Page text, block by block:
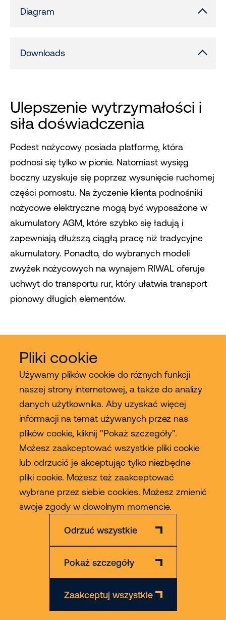
Pliki cookie
Używamy plików cookie do różnych funkcji
naszej strony internetowej, a także do analizy
danych użytkownika. Aby uzyskać więcej
informacji na temat używanych przez nas
plików cookie, kliknij "Pokaż szczegóły".
Możesz zaakceptować wszystkie pliki cookie
lub odrzucić je akceptując tylko niezbędne
pliki cookie. Możesz też zaakceptować
wybrane przez siebie cookies. Możesz zmienić
swoje zgody w dowolnym momencie.
Odrzuć wszystkie
Pokaż szczegóły
Zaakceptuj wszystkie
Diagram
Downloads
Ulepszenie wytrzymałości i
siła doświadczenia
Podest nożycowy posiada platformę, która
podnosi się tylko w pionie. Natomiast wysięg
boczny uzyskuje się poprzez wysunięcie ruchomej
części pomostu. Na życzenie klienta podnośniki
nożycowe elektryczne mogą być wyposażone w
akumulatory AGM, które szybko się ładują i
zapewniają dłuższą ciągłą pracę niż tradycyjne
akumulatory. Ponadto, do wybranych modeli
zwyżek nożycowych na wynajem RIWAL oferuje
uchwyt do transportu rur, który ułatwia transport
pionowy długich elementów.
Usługi
Sprzedaż
Contact
Więcej
© 2026 Riwal - All rights reserved